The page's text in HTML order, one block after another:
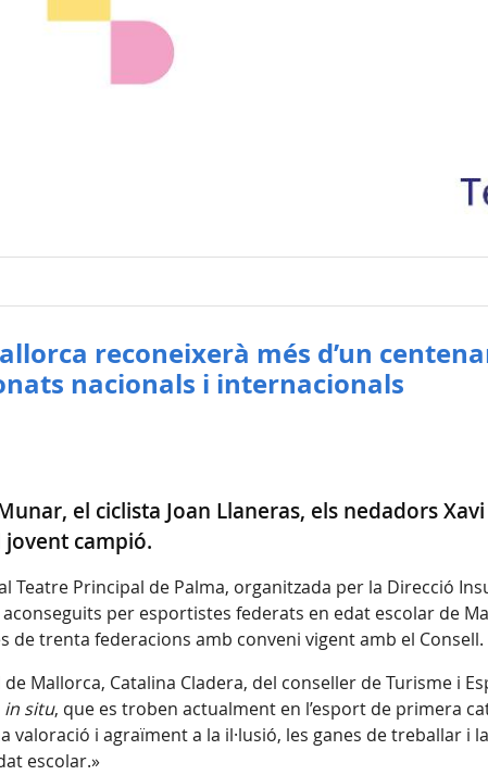
reconeixerà més d’un
nacionals i internacionals
el ciclista Joan Llaneras, els nedadors
jovent campió.
Teatre Principal de Palma, organitzada per la Direcció
per esportistes federats en edat escolar de
trenta federacions amb conveni vigent amb el Consell.
Mallorca, Catalina Cladera, del conseller de Turisme i
in situ, que es troben actualment en l’esport de primera
i agraïment a la il·lusió, les ganes de treballar i
escolar.»